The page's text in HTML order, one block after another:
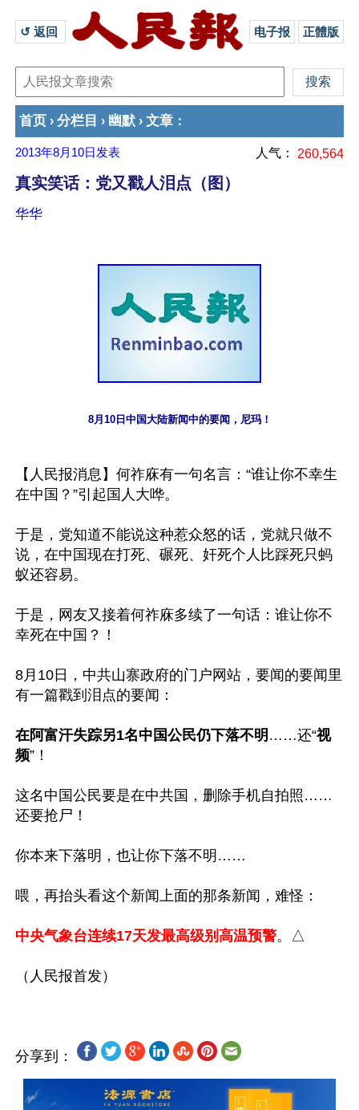
↺ 返回 电子报 正體版
首页 › 分栏目 › 幽默 › 文章 ：
2013年8月10日 发表 人气： 260,564
真实笑话：党又戳人泪点（图）
华华
8月10日中国大陆新闻中的要闻，尼玛！
【人民报消息】何祚庥有一句名言：“谁让你不幸生
在中国？”引起国人大哗。
于是，党知道不能说这种惹众怒的话，党就只做不
说，在中国现在打死、碾死、奸死个人比踩死只蚂
蚁还容易。
于是，网友又接着何祚庥多续了一句话：谁让你不
幸死在中国？！
8月10日，中共山寨政府的门户网站，要闻的要闻里
有一篇戳到泪点的要闻：
在阿富汗失踪另1名中国公民仍下落不明 ……还“视
频”！
这名中国公民要是在中共国，删除手机自拍照……
还要抢尸！
你本来下落明，也让你下落不明……
喂，再抬头看这个新闻上面的那条新闻，难怪：
中央气象台连续17天发最高级别高温预警。△
分享到：